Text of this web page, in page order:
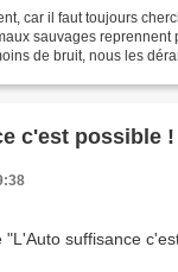
car il faut toujours
sauvages reprennent
de bruit, nous les
c'est possible !